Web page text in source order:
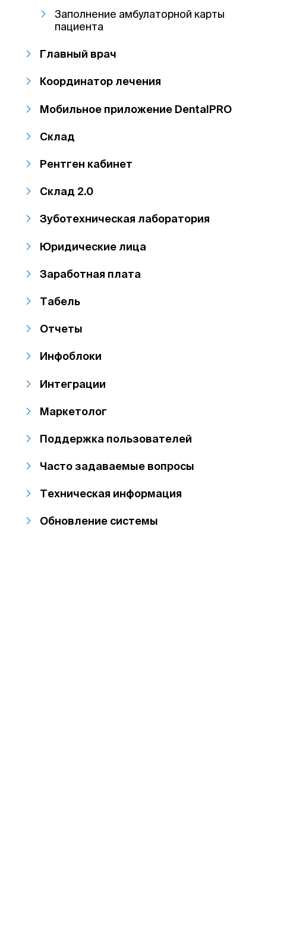
Заполнение амбулаторной карты
пациента
Главный врач
Координатор лечения
Мобильное приложение DentalPRO
Склад
Рентген кабинет
Склад 2.0
Зуботехническая лаборатория
Юридические лица
Заработная плата
Табель
Отчеты
Инфоблоки
Интеграции
Маркетолог
Поддержка пользователей
Часто задаваемые вопросы
Техническая информация
Обновление системы